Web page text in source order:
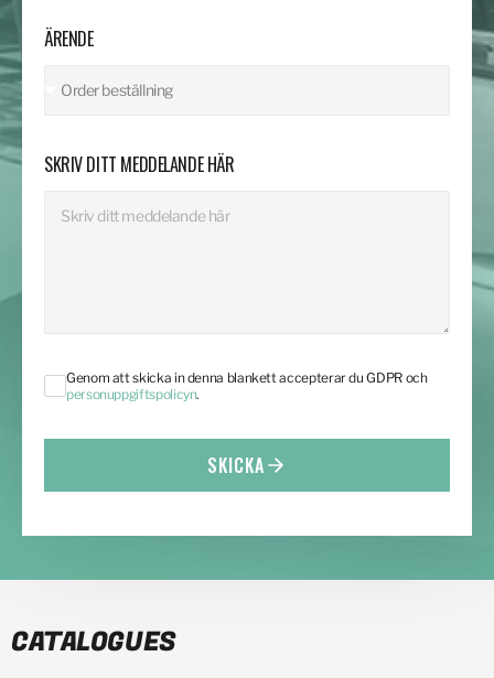
ÄRENDE
SKRIV DITT MEDDELANDE HÄR
Genom att skicka in denna blankett accepterar du GDPR och
personuppgiftspolicyn.
SKICKA
CATALOGUES